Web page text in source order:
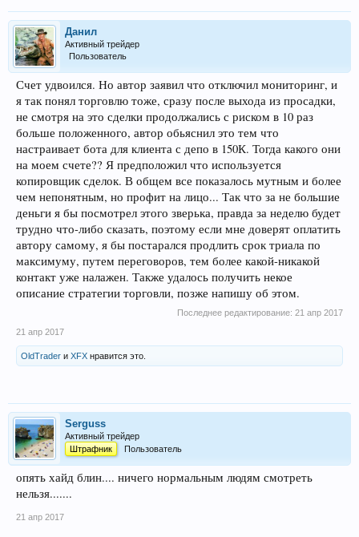
Данил
Активный трейдер
Пользователь
Счет удвоился. Но автор заявил что отключил мониторинг, и
я так понял торговлю тоже, сразу после выхода из просадки,
не смотря на это сделки продолжались с риском в 10 раз
больше положенного, автор обьяснил это тем что
настраивает бота для клиента с депо в 150К. Тогда какого они
на моем счете?? Я предположил что используется
копировщик сделок. В общем все показалось мутным и более
чем непонятным, но профит на лицо... Так что за не большие
деньги я бы посмотрел этого зверька, правда за неделю будет
трудно что-либо сказать, поэтому если мне доверят оплатить
автору самому, я бы постарался продлить срок триала по
максимуму, путем переговоров, тем более какой-никакой
контакт уже налажен. Также удалось получить некое
описание стратегии торговли, позже напишу об этом.
Последнее редактирование: 21 апр 2017
21 апр 2017
OldTrader и XFX нравится это.
Serguss
Активный трейдер
Штрафник
Пользователь
опять хайд блин.... ничего нормальным людям смотреть
нельзя.......
21 апр 2017